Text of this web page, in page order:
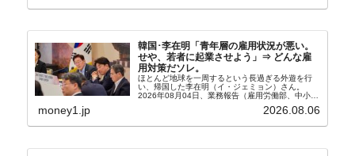
韓国･李在明「青年層の雇用状況が悪い。
せや、若者に起業させよう」⇒ どんな雇
用対策だソレ。
ほとんど地球を一周するという長過ぎる外遊を行
い、帰国した李在明（イ・ジェミョン）さん。
2026年08月04日、業務報告（雇用労働部、中小ベ
上、韓国大統領に成りおおせた李在明（イ・ジェミ
money1.jp 2026.08.06